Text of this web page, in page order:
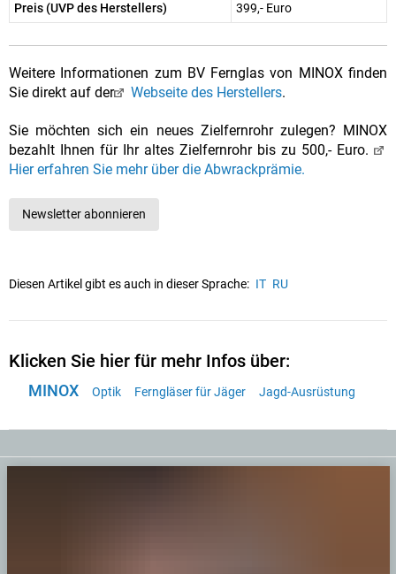
Preis (UVP des Herstellers)
399,- Euro
Weitere Informationen zum BV Fernglas von MINOX finden
Sie direkt auf der
Webseite des Herstellers.
Sie möchten sich ein neues Zielfernrohr zulegen? MINOX
bezahlt Ihnen für Ihr altes Zielfernrohr bis zu 500,- Euro.
Hier erfahren Sie mehr über die Abwrackprämie.
Newsletter abonnieren
Diesen Artikel gibt es auch in dieser Sprache: IT RU
Klicken Sie hier für mehr Infos über:
MINOX Optik Ferngläser für Jäger Jagd-Ausrüstung